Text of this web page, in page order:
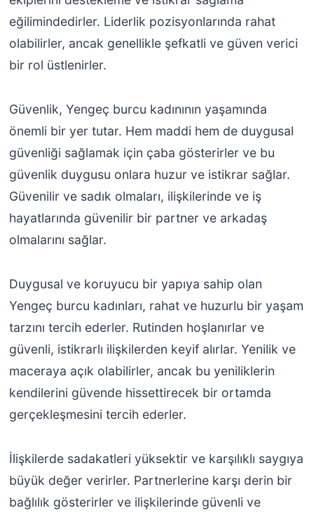
eğilimindedirler. Liderlik pozisyonlarında rahat
olabilirler, ancak genellikle şefkatli ve güven verici
bir rol üstlenirler.
Güvenlik, Yengeç burcu kadınının yaşamında
önemli bir yer tutar. Hem maddi hem de duygusal
güvenliği sağlamak için çaba gösterirler ve bu
güvenlik duygusu onlara huzur ve istikrar sağlar.
Güvenilir ve sadık olmaları, ilişkilerinde ve iş
hayatlarında güvenilir bir partner ve arkadaş
olmalarını sağlar.
Duygusal ve koruyucu bir yapıya sahip olan
Yengeç burcu kadınları, rahat ve huzurlu bir yaşam
tarzını tercih ederler. Rutinden hoşlanırlar ve
güvenli, istikrarlı ilişkilerden keyif alırlar. Yenilik ve
maceraya açık olabilirler, ancak bu yeniliklerin
kendilerini güvende hissettirecek bir ortamda
gerçekleşmesini tercih ederler.
İlişkilerde sadakatleri yüksektir ve karşılıklı saygıya
büyük değer verirler. Partnerlerine karşı derin bir
bağlılık gösterirler ve ilişkilerinde güvenli ve